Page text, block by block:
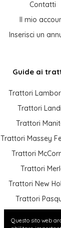
Contatti
Il mio
Inserisci un
Guide ai
Trattori
Trattori
Trattori
Trattori Massey
Trattori
Trattori
Trattori New
Trattori
Questo sito web